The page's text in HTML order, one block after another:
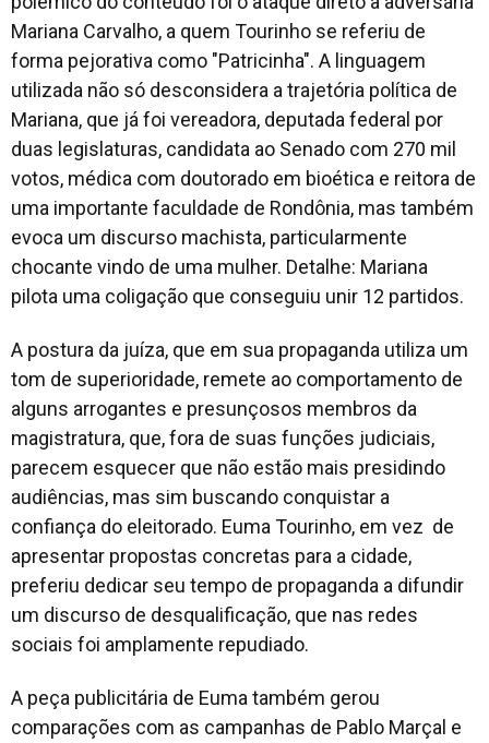
Mariana Carvalho, a quem Tourinho se referiu de
forma pejorativa como "Patricinha". A linguagem
utilizada não só desconsidera a trajetória política de
Mariana, que já foi vereadora, deputada federal por
duas legislaturas, candidata ao Senado com 270 mil
votos, médica com doutorado em bioética e reitora de
uma importante faculdade de Rondônia, mas também
evoca um discurso machista, particularmente
chocante vindo de uma mulher. Detalhe: Mariana
pilota uma coligação que conseguiu unir 12 partidos.
A postura da juíza, que em sua propaganda utiliza um
tom de superioridade, remete ao comportamento de
alguns arrogantes e presunçosos membros da
magistratura, que, fora de suas funções judiciais,
parecem esquecer que não estão mais presidindo
audiências, mas sim buscando conquistar a
confiança do eleitorado. Euma Tourinho, em vez de
apresentar propostas concretas para a cidade,
preferiu dedicar seu tempo de propaganda a difundir
um discurso de desqualificação, que nas redes
sociais foi amplamente repudiado.
A peça publicitária de Euma também gerou
comparações com as campanhas de Pablo Marçal e